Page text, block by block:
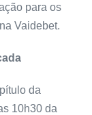
para os
Vaidebet.
da
10h30 da